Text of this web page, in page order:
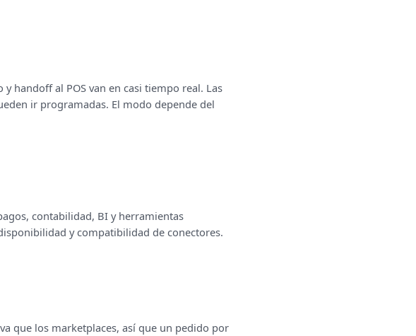
handoff al POS van en casi tiempo real. Las
ir programadas. El modo depende del
contabilidad, BI y herramientas
y compatibilidad de conectores.
que los marketplaces, así que un pedido por